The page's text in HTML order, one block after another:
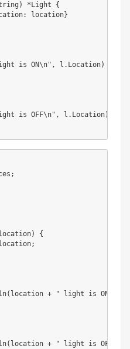
) * Light {
: location}
is ON\n" , l . Location)
is OFF\n" , l . Location)
;
)
{
;
( location + " light is ON"
( location + " light is OFF"